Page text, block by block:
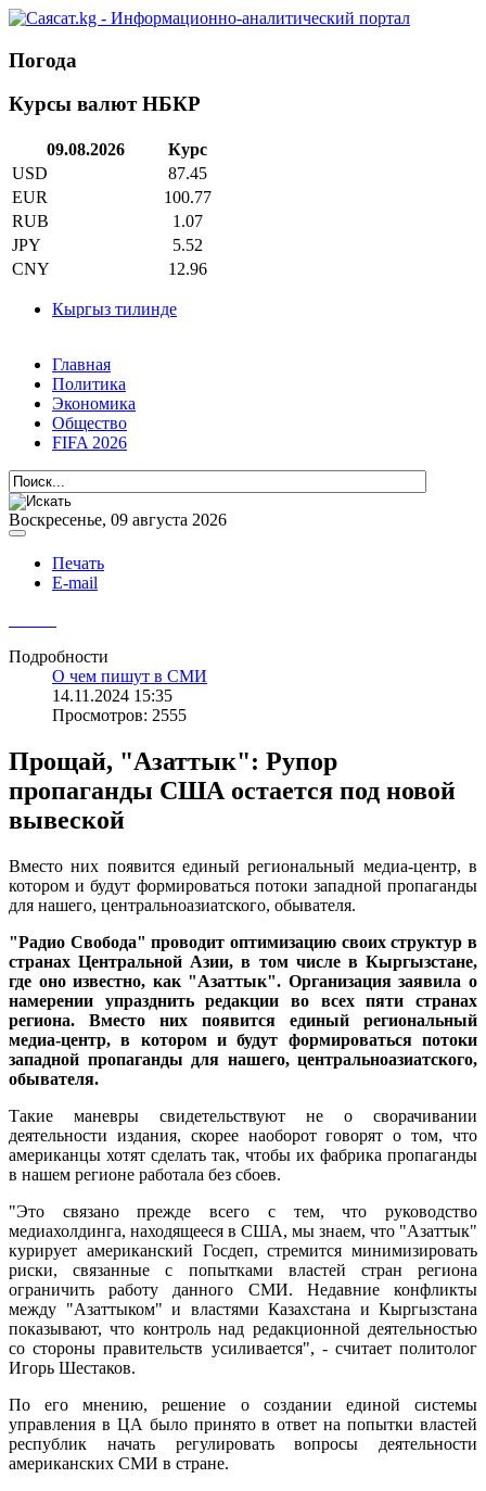
Погода
Курсы валют НБКР
09.08.2026
Курс
USD
87.45
EUR
100.77
RUB
1.07
JPY
5.52
CNY
12.96
Кыргыз тилинде
Главная
Политика
Экономика
Общество
FIFA 2026
Воскресенье, 09 августа 2026
Печать
E-mail
Подробности
О чем пишут в СМИ
14.11.2024 15:35
Просмотров: 2555
Прощай, "Азаттык": Рупор
пропаганды США остается под новой
вывеской
Вместо них появится единый региональный медиа-центр, в
котором и будут формироваться потоки западной пропаганды
для нашего, центральноазиатского, обывателя.
"Радио Свобода" проводит оптимизацию своих структур в
странах Центральной Азии, в том числе в Кыргызстане,
где оно известно, как "Азаттык". Организация заявила о
намерении упразднить редакции во всех пяти странах
региона. Вместо них появится единый региональный
медиа-центр, в котором и будут формироваться потоки
западной пропаганды для нашего, центральноазиатского,
обывателя.
Такие маневры свидетельствуют не о сворачивании
деятельности издания, скорее наоборот говорят о том, что
американцы хотят сделать так, чтобы их фабрика пропаганды
в нашем регионе работала без сбоев.
"Это связано прежде всего с тем, что руководство
медиахолдинга, находящееся в США, мы знаем, что "Азаттык"
курирует американский Госдеп, стремится минимизировать
риски, связанные с попытками властей стран региона
ограничить работу данного СМИ. Недавние конфликты
между "Азаттыком" и властями Казахстана и Кыргызстана
показывают, что контроль над редакционной деятельностью
со стороны правительств усиливается", - считает политолог
Игорь Шестаков.
По его мнению, решение о создании единой системы
управления в ЦА было принято в ответ на попытки властей
республик начать регулировать вопросы деятельности
американских СМИ в стране.